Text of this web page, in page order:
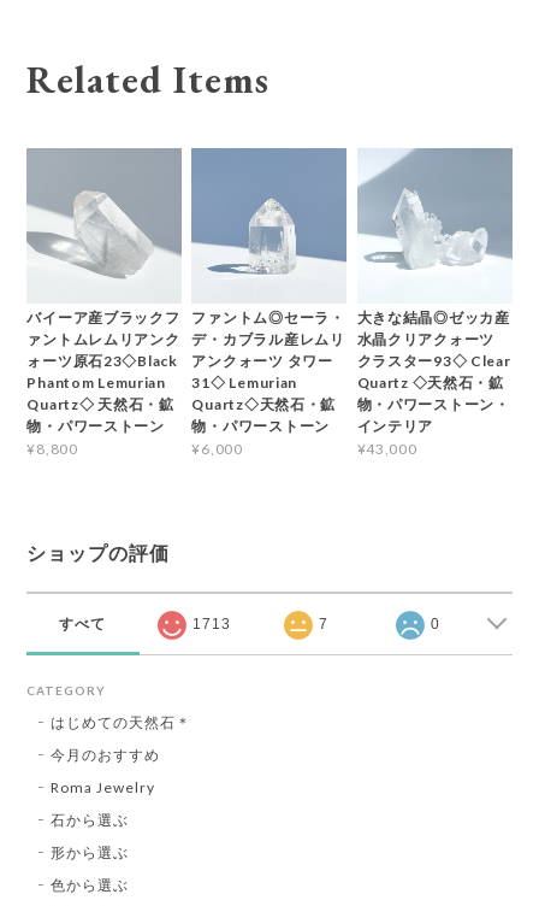
Related Items
バイーア産ブラックフ
ァントムレムリアンク
ォーツ原石23◇Black
Phantom Lemurian
Quartz◇ 天然石・鉱
物・パワーストーン
¥8,800
ファントム◎セーラ・
デ・カブラル産レムリ
アンクォーツ タワー
31◇ Lemurian
Quartz◇天然石・鉱
物・パワーストーン
¥6,000
大きな結晶◎ゼッカ産
水晶クリアクォーツ
クラスター93◇ Clear
Quartz ◇天然石・鉱
物・パワーストーン・
インテリア
¥43,000
ショップの評価
すべて 1713 7 0
CATEGORY
はじめての天然石＊
今月のおすすめ
Roma Jewelry
石から選ぶ
形から選ぶ
色から選ぶ